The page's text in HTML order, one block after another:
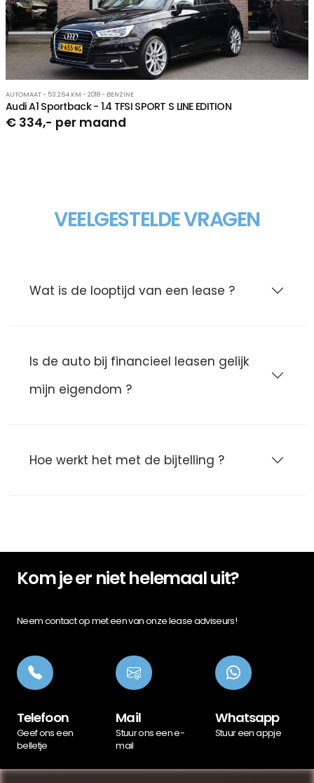
AUTOMAAT - 53.264 KM - 2018 - BENZINE
Audi A1 Sportback - 1.4 TFSI SPORT S LINE EDITION
€ 334,- per maand
VEELGESTELDE VRAGEN
Wat is de looptijd van een lease ?
Is de auto bij financieel leasen gelijk
mijn eigendom ?
Hoe werkt het met de bijtelling ?
Kom je er niet helemaal uit?
Neem contact op met een van onze lease adviseurs!
Telefoon
Geef ons een
belletje
Mail
Stuur ons een e-
mail
Whatsapp
Stuur een appje